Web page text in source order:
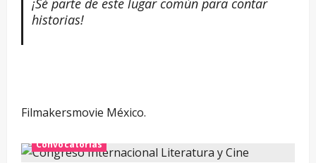
¡Sé parte de este lugar común para contar
historias!
Filmakersmovie México.
Convocatorias